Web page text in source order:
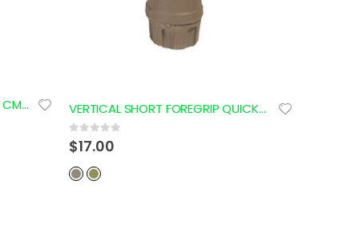
VERTICAL PICATINNY FOREGRIP CM-C18B VERTICAL SHORT FOREGRIP QUICK-DETACH AC-417
0out of 5
$17.00